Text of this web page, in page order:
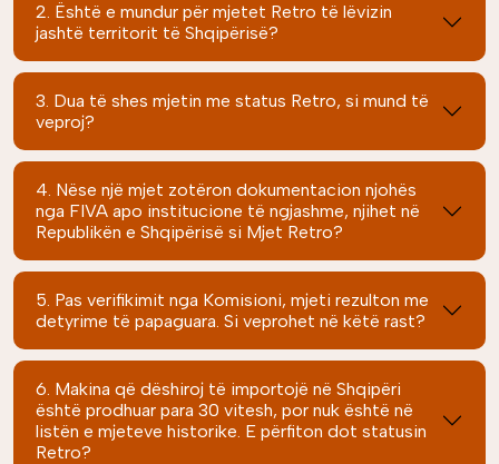
2. Është e mundur për mjetet Retro të lëvizin
jashtë territorit të Shqipërisë?
3. Dua të shes mjetin me status Retro, si mund të
veproj?
4. Nëse një mjet zotëron dokumentacion njohës
nga FIVA apo institucione të ngjashme, njihet në
Republikën e Shqipërisë si Mjet Retro?
5. Pas verifikimit nga Komisioni, mjeti rezulton me
detyrime të papaguara. Si veprohet në këtë rast?
6. Makina që dëshiroj të importojë në Shqipëri
është prodhuar para 30 vitesh, por nuk është në
listën e mjeteve historike. E përfiton dot statusin
Retro?